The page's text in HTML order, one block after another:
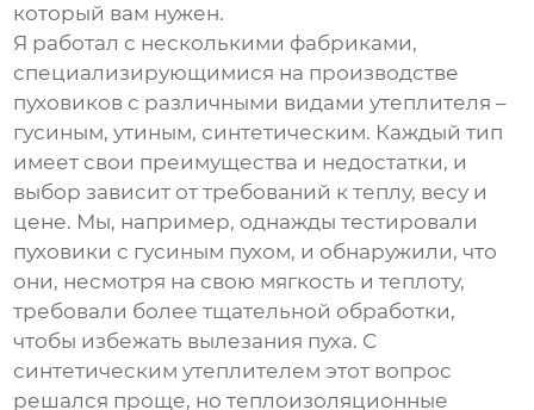
который вам нужен.
Я работал с несколькими фабриками,
специализирующимися на производстве
пуховиков с различными видами утеплителя –
гусиным, утиным, синтетическим. Каждый тип
имеет свои преимущества и недостатки, и
выбор зависит от требований к теплу, весу и
цене. Мы, например, однажды тестировали
пуховики с гусиным пухом, и обнаружили, что
они, несмотря на свою мягкость и теплоту,
требовали более тщательной обработки,
чтобы избежать вылезания пуха. С
синтетическим утеплителем этот вопрос
решался проще, но теплоизоляционные